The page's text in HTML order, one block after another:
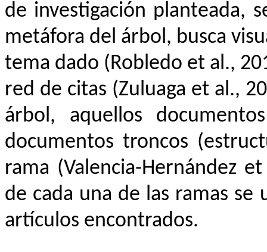
de investigación planteada,
metáfora del árbol, busca
tema dado (Robledo et al.,
red de citas (Zuluaga et al.,
árbol, aquellos
documentos troncos
rama (Valencia-Hernández
de cada una de las ramas
artículos encontrados.